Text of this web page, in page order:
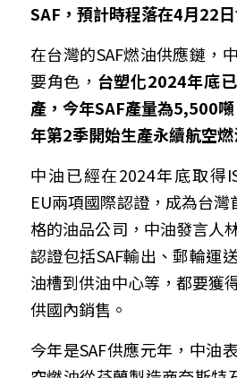
SAF，預計時程落在4月22
在台灣的SAF燃油供應鏈，
要角色， 台塑化2024年底
產，今年SAF產量為5,500
年第2季開始生產永續航空
中油已經在2024年底取得
EU兩項國際認證，成為台灣
格的油品公司，中油發言人
認證包括SAF輸出、郵輪運
油槽到供油中心等，都要獲
供國內銷售。
今年是SAF供應元年，中油